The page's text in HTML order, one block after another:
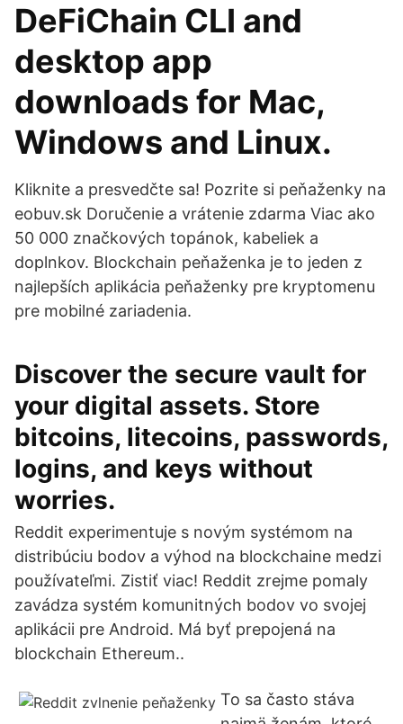
DeFiChain CLI and
desktop app
downloads for Mac,
Windows and Linux.
Kliknite a presvedčte sa! Pozrite si peňaženky na
eobuv.sk Doručenie a vrátenie zdarma Viac ako
50 000 značkových topánok, kabeliek a
doplnkov. Blockchain peňaženka je to jeden z
najlepších aplikácia peňaženky pre kryptomenu
pre mobilné zariadenia.
Discover the secure vault for
your digital assets. Store
bitcoins, litecoins, passwords,
logins, and keys without
worries.
Reddit experimentuje s novým systémom na
distribúciu bodov a výhod na blockchaine medzi
používateľmi. Zistiť viac! Reddit zrejme pomaly
zavádza systém komunitných bodov vo svojej
aplikácii pre Android. Má byť prepojená na
blockchain Ethereum..
To sa často stáva